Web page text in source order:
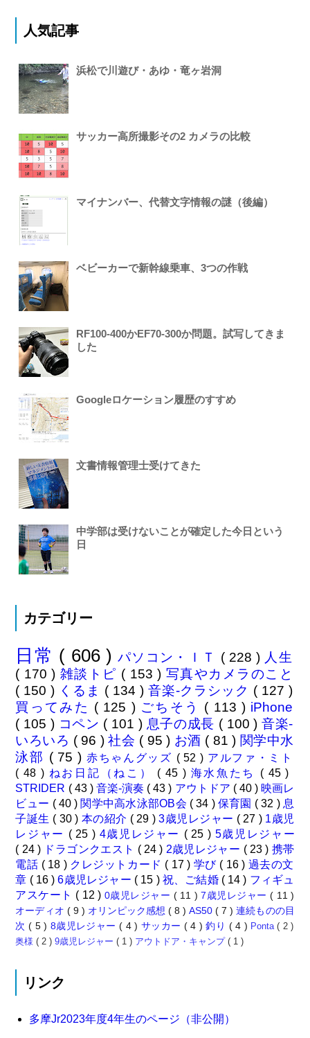
人気記事
浜松で川遊び・あゆ・竜ヶ岩洞
サッカー高所撮影その2 カメラの比較
マイナンバー、代替文字情報の謎（後編）
ベビーカーで新幹線乗車、3つの作戦
RF100-400かEF70-300か問題。試写してきま
した
Googleロケーション履歴のすすめ
文書情報管理士受けてきた
中学部は受けないことが確定した今日という
日
カテゴリー
日常 ( 606 )パソコン・ＩＴ ( 228 ) 人生
( 170 ) 雑談トピ ( 153 ) 写真やカメラのこと
( 150 ) くるま ( 134 ) 音楽-クラシック ( 127 )
買ってみた ( 125 ) ごちそう ( 113 ) iPhone
( 105 ) コペン ( 101 ) 息子の成長 ( 100 )音楽-
いろいろ ( 96 )社会 ( 95 ) お酒 ( 81 ) 関学中水
泳部 ( 75 ) 赤ちゃんグッズ ( 52 ) アルファ・ミト
( 48 ) ねお日記（ねこ） ( 45 ) 海水魚たち ( 45 )
STRIDER ( 43 ) 音楽-演奏 ( 43 ) アウトドア ( 40 ) 映画レ
ビュー ( 40 ) 関学中高水泳部OB会 ( 34 ) 保育園 ( 32 ) 息
子誕生 ( 30 ) 本の紹介 ( 29 )3歳児レジャー ( 27 ) 1歳児
レジャー ( 25 ) 4歳児レジャー ( 25 ) 5歳児レジャー
( 24 ) ドラゴンクエスト ( 24 ) 2歳児レジャー ( 23 ) 携帯
電話 ( 18 ) クレジットカード ( 17 ) 学び ( 16 ) 過去の文
章 ( 16 )6歳児レジャー ( 15 ) 祝、ご結婚 ( 14 ) フィギュ
アスケート ( 12 ) 0歳児レジャー ( 11 )7歳児レジャー( 11 )
オーディオ ( 9 ) オリンピック感想( 8 )AS50( 7 )連続ものの目
次( 5 ) 8歳児レジャー( 4 ) サッカー ( 4 )釣り ( 4 ) Ponta( 2 )
奥様( 2 )9歳児レジャー( 1 ) アウトドア・キャンプ( 1 )
リンク
多摩Jr2023年度4年生のページ（非公開）